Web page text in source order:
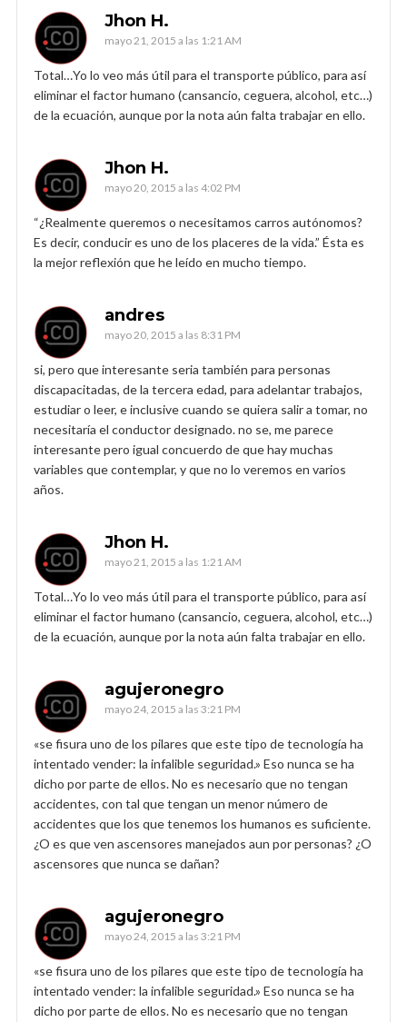
Jhon H.
mayo 21, 2015 a las 1:21 AM
Total…Yo lo veo más útil para el transporte público, para así
eliminar el factor humano (cansancio, ceguera, alcohol, etc…)
de la ecuación, aunque por la nota aún falta trabajar en ello.
Jhon H.
mayo 20, 2015 a las 4:02 PM
“¿Realmente queremos o necesitamos carros autónomos?
Es decir, conducir es uno de los placeres de la vida.” Ésta es
la mejor reflexión que he leído en mucho tiempo.
andres
mayo 20, 2015 a las 8:31 PM
si, pero que interesante seria también para personas
discapacitadas, de la tercera edad, para adelantar trabajos,
estudiar o leer, e inclusive cuando se quiera salir a tomar, no
necesitaría el conductor designado. no se, me parece
interesante pero igual concuerdo de que hay muchas
variables que contemplar, y que no lo veremos en varios
años.
Jhon H.
mayo 21, 2015 a las 1:21 AM
Total…Yo lo veo más útil para el transporte público, para así
eliminar el factor humano (cansancio, ceguera, alcohol, etc…)
de la ecuación, aunque por la nota aún falta trabajar en ello.
agujeronegro
mayo 24, 2015 a las 3:21 PM
«se fisura uno de los pilares que este tipo de tecnología ha
intentado vender: la infalible seguridad.» Eso nunca se ha
dicho por parte de ellos. No es necesario que no tengan
accidentes, con tal que tengan un menor número de
accidentes que los que tenemos los humanos es suficiente.
¿O es que ven ascensores manejados aun por personas? ¿O
ascensores que nunca se dañan?
agujeronegro
mayo 24, 2015 a las 3:21 PM
«se fisura uno de los pilares que este tipo de tecnología ha
intentado vender: la infalible seguridad.» Eso nunca se ha
dicho por parte de ellos. No es necesario que no tengan